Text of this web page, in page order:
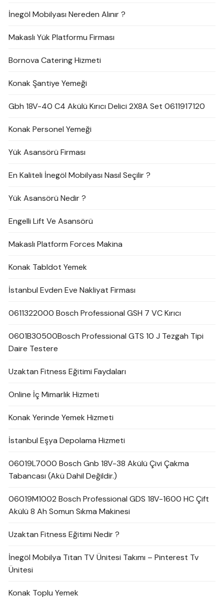
İnegöl Mobilyası Nereden Alınır ?
Makaslı Yük Platformu Firması
Bornova Catering Hizmeti
Konak Şantiye Yemeği
Gbh 18V-40 C4 Akülü Kırıcı Delici 2X8A Set 0611917120
Konak Personel Yemeği
Yük Asansörü Firması
En Kaliteli İnegöl Mobilyası Nasıl Seçilir ?
Yük Asansörü Nedir ?
Engelli Lift Ve Asansörü
Makaslı Platform Forces Makina
Konak Tabldot Yemek
İstanbul Evden Eve Nakliyat Firması
0611322000 Bosch Professional GSH 7 VC Kırıcı
0601B30500Bosch Professional GTS 10 J Tezgah Tipi
Daire Testere
Uzaktan Fitness Eğitimi Faydaları
Online İç Mimarlık Hizmeti
Konak Yerinde Yemek Hizmeti
İstanbul Eşya Depolama Hizmeti
06019L7000 Bosch Gnb 18V-38 Akülü Çivi Çakma
Tabancası (Akü Dahil Değildir.)
06019M1002 Bosch Professional GDS 18V-1600 HC Çift
Akülü 8 Ah Somun Sıkma Makinesi
Uzaktan Fitness Eğitimi Nedir ?
İnegöl Mobilya Titan TV Ünitesi Takımı – Pinterest Tv
Ünitesi
Konak Toplu Yemek